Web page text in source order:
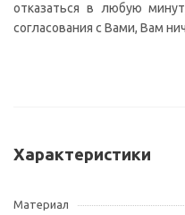
отказаться в любую
согласования с Вами, Вам
Характеристики
Материал